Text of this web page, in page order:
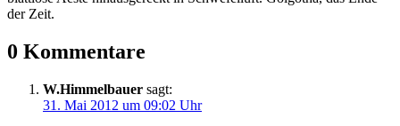
der Zeit.
0 Kommentare
W.Himmelbauer sagt:
31. Mai 2012 um 09:02 Uhr